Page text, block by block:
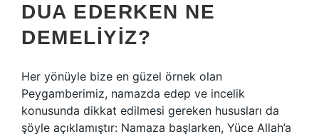
DUA EDERKEN NE
DEMELIYIZ?
Her yönüyle bize en güzel örnek olan
Peygamberimiz, namazda edep ve incelik
konusunda dikkat edilmesi gereken hususları da
şöyle açıklamıştır: Namaza başlarken, Yüce Allah’a